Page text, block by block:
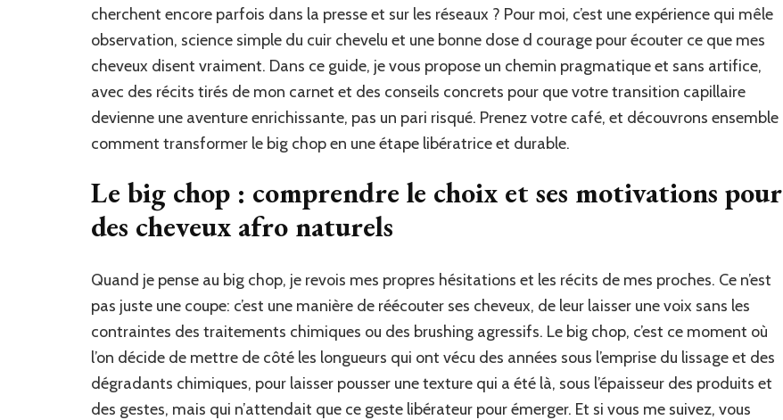
cherchent encore parfois dans la presse et sur les réseaux ? Pour moi, c’est une expérience qui mêle
observation, science simple du cuir chevelu et une bonne dose d courage pour écouter ce que mes
cheveux disent vraiment. Dans ce guide, je vous propose un chemin pragmatique et sans artifice,
avec des récits tirés de mon carnet et des conseils concrets pour que votre transition capillaire
devienne une aventure enrichissante, pas un pari risqué. Prenez votre café, et découvrons ensemble
comment transformer le big chop en une étape libératrice et durable.
Le big chop : comprendre le choix et ses motivations pour
des cheveux afro naturels
Quand je pense au big chop, je revois mes propres hésitations et les récits de mes proches. Ce n’est
pas juste une coupe: c’est une manière de réécouter ses cheveux, de leur laisser une voix sans les
contraintes des traitements chimiques ou des brushing agressifs. Le big chop, c’est ce moment où
l’on décide de mettre de côté les longueurs qui ont vécu des années sous l’emprise du lissage et des
dégradants chimiques, pour laisser pousser une texture qui a été là, sous l’épaisseur des produits et
des gestes, mais qui n’attendait que ce geste libérateur pour émerger. Et si vous me suivez, vous